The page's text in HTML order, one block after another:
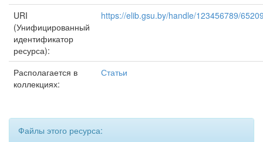
URI
(Унифицированный
идентификатор
ресурса):
https://elib.gsu.by/handle/123456789/
Располагается в
коллекциях:
Статьи
Файлы этого ресурса: